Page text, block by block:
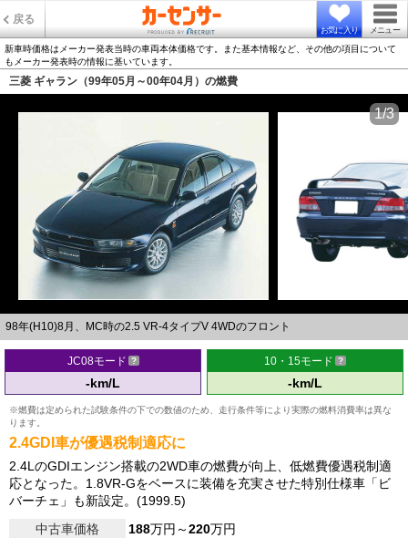
戻る
お気に入り メニュー
新車時価格はメーカー発表当時の車両本体価格です。また基本情報など、その他の項目について
もメーカー発表時の情報に基いています。
三菱 ギャラン（99年05月～00年04月）の燃費
98年(H10)8月、MC時の2.5 VR-4タイプV 4WDのフロント
1/3
JC08モード
-km/L
10・15モード
-km/L
※燃費は定められた試験条件の下での数値のため、走行条件等により実際の燃料消費率は異な
ります。
2.4GDI車が優遇税制適応に
2.4LのGDIエンジン搭載の2WD車の燃費が向上、低燃費優遇税制適
応となった。1.8VR-Gをベースに装備を充実させた特別仕様車「ビ
バーチェ」も新設定。(1999.5)
中古車価格
188万円～220万円